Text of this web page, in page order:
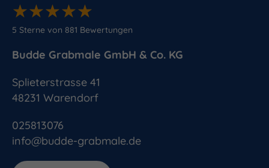
★★★★★
★★★★★
5 Sterne von 881 Bewertungen
Budde Grabmale GmbH & Co. KG
info@budde-grabmale.de
025813076
Splieterstrasse 41
48231 Warendorf